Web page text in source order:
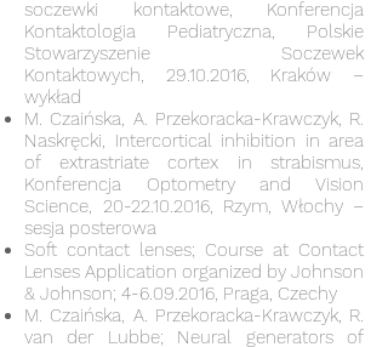
soczewki kontaktowe, Konferencja
Kontaktologia Pediatryczna, Polskie
Stowarzyszenie Soczewek
Kontaktowych, 29.10.2016, Kraków –
wykład
M. Czaińska, A. Przekoracka-Krawczyk, R.
Naskręcki, Intercortical inhibition in area
of extrastriate cortex in strabismus,
Konferencja Optometry and Vision
Science, 20-22.10.2016, Rzym, Włochy –
sesja posterowa
Soft contact lenses; Course at Contact
Lenses Application organized by Johnson
& Johnson; 4-6.09.2016, Praga, Czechy
M. Czaińska, A. Przekoracka-Krawczyk, R.
van der Lubbe; Neural generators of